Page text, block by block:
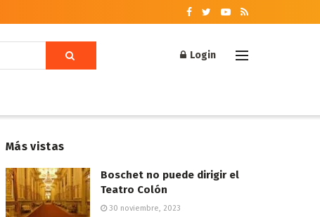
Login
Más vistas
Boschet no puede dirigir el
Teatro Colón
30 noviembre, 2023